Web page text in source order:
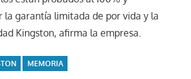
la garantía limitada de por vida y la
Kingston, afirma la empresa.
MEMORIA